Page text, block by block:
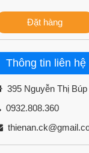
Đặt hàng
Thông tin liên hệ
395 Nguyễn Thị Búp
0932.808.360